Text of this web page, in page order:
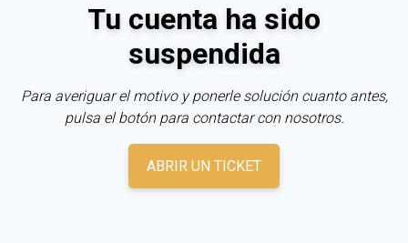
Tu cuenta ha sido
suspendida
Para averiguar el motivo y ponerle solución cuanto antes,
pulsa el botón para contactar con nosotros.
ABRIR UN TICKET